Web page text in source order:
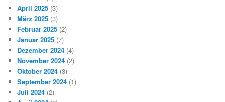
April 2025 (3)
März 2025 (3)
Februar 2025 (2)
Januar 2025 (7)
Dezember 2024 (4)
November 2024 (2)
Oktober 2024 (3)
September 2024 (1)
Juli 2024 (2)